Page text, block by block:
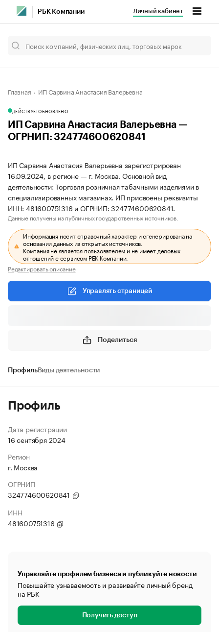
РБК Компании Личный кабинет
Главная ИП Сарвина Анастасия Валерьевна
ДЕЙСТВУЕТОБНОВЛЕНО
ИП Сарвина Анастасия Валерьевна —
ОГРНИП: 324774600620841
ИП Сарвина Анастасия Валерьевна зарегистрирован
16.09.2024, в регионе — г. Москва. Основной вид
деятельности: Торговля розничная табачными изделиями в
специализированных магазинах. ИП присвоены реквизиты
ИНН: 481600751316 и ОГРНИП: 324774600620841.
Данные получены из публичных государственных источников.
Информация носит справочный характер и сгенерирована на
основании данных из открытых источников.
Компания не является пользователем и не имеет деловых
отношений с сервисом РБК Компании.
Редактировать описание
Управлять страницей
Поделиться
ПрофильВиды деятельности
Профиль
Дата регистрации
16 сентября 2024
Регион
г. Москва
ОГРНИП
324774600620841
ИНН
481600751316
Управляйте профилем бизнеса и публикуйте новости
Повышайте узнаваемость и развивайте личный бренд
на РБК
Получить доступ